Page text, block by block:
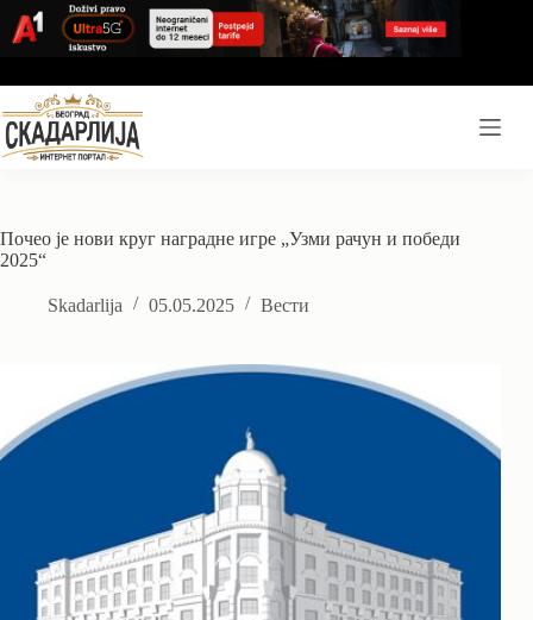
Почео је нови круг наградне игре „Узми рачун и победи
2025“
Skadarlija 05.05.2025 Вести